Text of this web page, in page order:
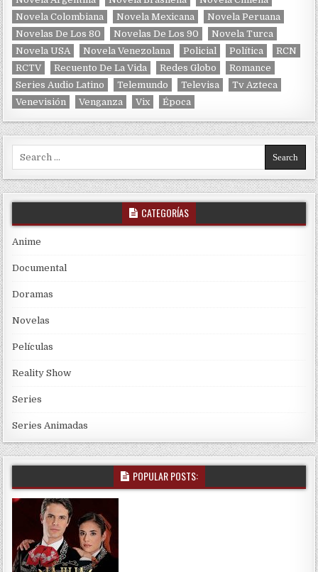
Novela Colombiana
Novela Mexicana
Novela Peruana
Novelas De Los 80
Novelas De Los 90
Novela Turca
Novela USA
Novela Venezolana Policial Política
RCN
RCTV
Recuento De La Vida Redes Globo
Romance
Series Audio Latino
Telemundo Televisa
Tv Azteca
Venevisión
Venganza Vix Época
CATEGORÍAS
Anime
Documental
Doramas
Novelas
Películas
Reality Show
Series
Series Animadas
POPULAR POSTS: